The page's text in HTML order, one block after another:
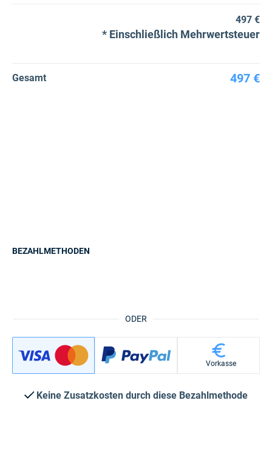
497 €
Einschließlich Mehrwertsteuer
Gesamt 497 €
ODER
BEZAHLMETHODEN
Vorkasse
Keine Zusatzkosten durch diese Bezahlmethode